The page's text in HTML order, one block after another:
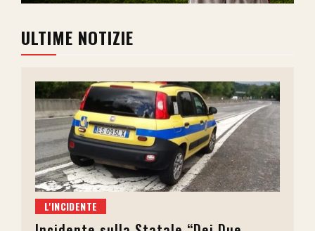
ULTIME NOTIZIE
L'INCIDENTE